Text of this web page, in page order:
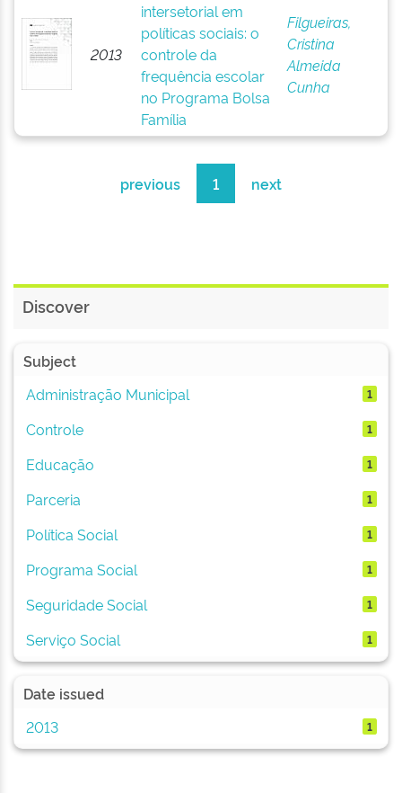
2013
intersetorial em
políticas sociais: o
controle da
frequência escolar
no Programa Bolsa
Família
Filgueiras,
Cristina
Almeida
Cunha
previous 1 next
Discover
Subject
Administração Municipal
1
Controle 1
Educação 1
Parceria 1
Política Social 1
Programa Social 1
Seguridade Social 1
Serviço Social 1
Date issued
2013
1